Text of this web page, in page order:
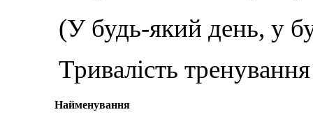
(У будь-який день, у
Тривалість
Найменування